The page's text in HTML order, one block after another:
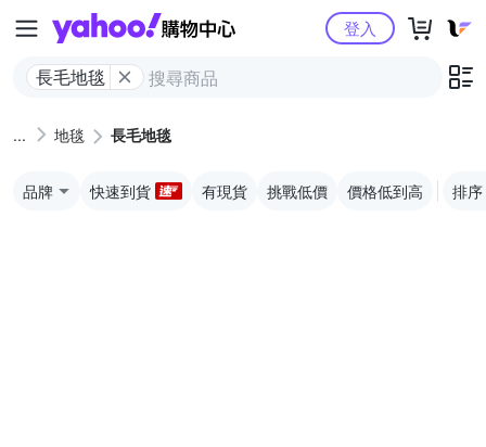
Yahoo購物中心
長毛地毯
登入
地毯 長毛地毯
品牌 快速到貨 有現貨 挑戰低價 價格低到高 排序